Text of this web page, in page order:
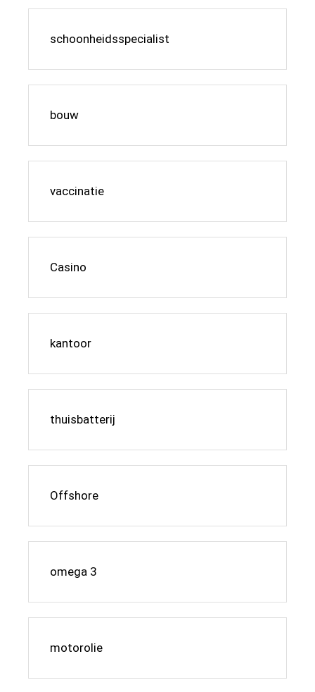
schoonheidsspecialist
bouw
vaccinatie
Casino
kantoor
thuisbatterij
Offshore
omega 3
motorolie